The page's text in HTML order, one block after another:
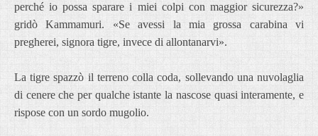
perché io possa sparare i miei colpi con maggior sicurezza?»
gridò Kammamuri. «Se avessi la mia grossa carabina vi
pregherei, signora tigre, invece di allontanarvi».
La tigre spazzò il terreno colla coda, sollevando una nuvolaglia
di cenere che per qualche istante la nascose quasi interamente, e
rispose con un sordo mugolio.